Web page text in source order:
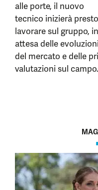
alle porte, il nuovo
tecnico inizierà
lavorare sul gruppo, in
attesa delle
del mercato e delle
valutazioni sul campo.